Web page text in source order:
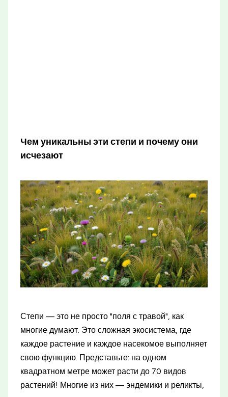
Чем уникальны эти степи и почему они
исчезают
Степи — это не просто "поля с травой", как
многие думают. Это сложная экосистема, где
каждое растение и каждое насекомое выполняет
свою функцию. Представьте: на одном
квадратном метре может расти до 70 видов
растений! Многие из них — эндемики и реликты,